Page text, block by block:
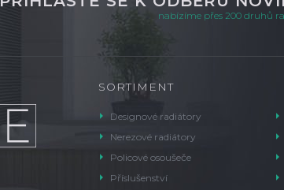
nabízíme přes 200 druhů
SORTIMENT
Designové radiátory
Nerezové radiátory
Policové osoušeče
Příslušenství